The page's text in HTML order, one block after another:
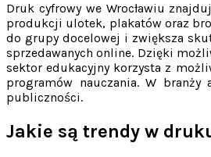
Druk cyfrowy we Wrocławiu
produkcji ulotek, plakatów oraz
do grupy docelowej i zwiększa
sprzedawanych online. Dzięki
sektor edukacyjny korzysta z
programów nauczania. W
publiczności.
Jakie są trendy w